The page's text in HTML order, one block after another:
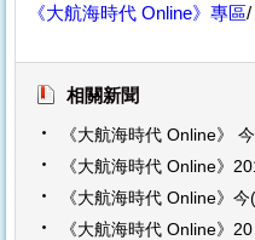
《大航海時代 Online》專區/
相關新聞
《大航海時代 Online》
霸主 蒸汽船時代」磅礡
《大航海時代 Online》
今(16)日「工業革命新時
《大航海時代 Online》
斯」神秘改版！多項內容
《大航海時代 Online》